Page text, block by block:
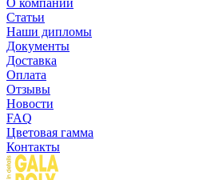
О компании
Статьи
Наши дипломы
Документы
Доставка
Оплата
Отзывы
Новости
FAQ
Цветовая гамма
Контакты